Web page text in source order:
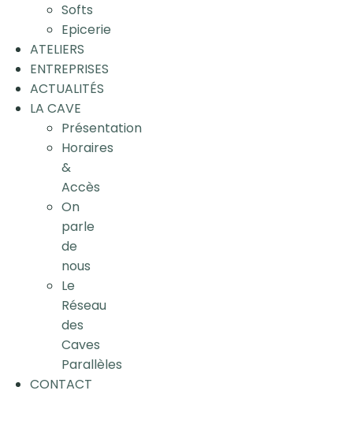
Softs
Epicerie
ATELIERS
ENTREPRISES
ACTUALITÉS
LA CAVE
Présentation
Horaires
&
Accès
On
parle
de
nous
Le
Réseau
des
Caves
Parallèles
CONTACT